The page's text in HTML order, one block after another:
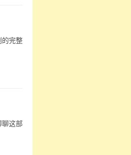
的完整
这部